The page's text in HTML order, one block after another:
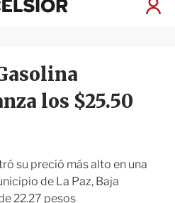
I
x
i
r
los $25.50
su preció más alto en una
de La Paz, Baja
22.27 pesos